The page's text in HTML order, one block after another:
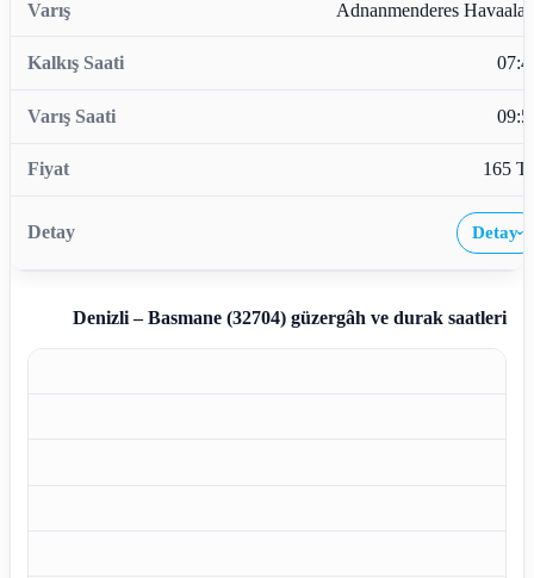
Adnanmenderes
165
Detay›
Denizli – Basmane (32704)güzergâh ve durak saatleri